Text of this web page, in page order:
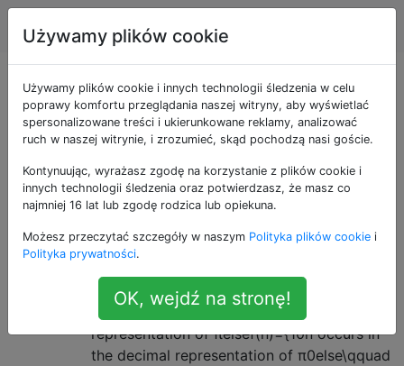
Informatyka
Pytania otagowane
jako undecidability
Pytania dotyczące problemów, których nie może
rozwiązać żadna maszyna Turinga.
3
Jak można rozstrzygać, czy ma
pewną sekwencję cyfr?
Otrzymaliśmy następujące ćwiczenie.
Pozwolić f(n)={100n occurs in the decimal
representation of πelsef(n)={10n occurs in
the decimal representation of π0else\qquad
Używamy plików cookie
Używamy plików cookie i innych technologii śledzenia w celu
poprawy komfortu przeglądania naszej witryny, aby wyświetlać
spersonalizowane treści i ukierunkowane reklamy, analizować
ruch w naszej witrynie, i zrozumieć, skąd pochodzą nasi goście.
Kontynuując, wyrażasz zgodę na korzystanie z plików cookie i
innych technologii śledzenia oraz potwierdzasz, że masz co
najmniej 16 lat lub zgodę rodzica lub opiekuna.
Możesz przeczytać szczegóły w naszym Polityka plików cookie i
Polityka prywatności.
OK, wejdź na stronę!